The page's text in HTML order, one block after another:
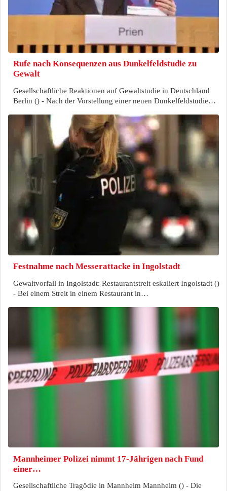
Rufe nach Konsequenzen aus Dunkelfeldstudie zu
Gewalt
Gesellschaftliche Reaktionen auf Gewaltstudie in Deutschland
Berlin () - Nach der Vorstellung einer neuen Dunkelfeldstudie…
Festnahme nach Messerattacke in Ingolstadt
Gewaltvorfall in Ingolstadt: Restaurantstreit eskaliert Ingolstadt ()
- Bei einem Streit in einem Restaurant in…
Mannheimer Polizei nimmt 17-Jährigen nach Fund
einer…
Gesellschaftliche Tragödie in Mannheim Mannheim () - Die